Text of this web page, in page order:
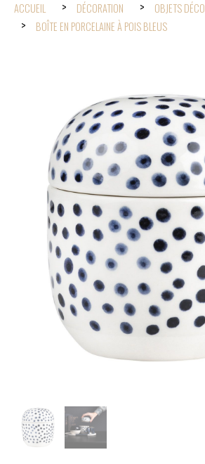
ACCUEIL DÉCORATION
OBJETS DÉCO
BOÎTE EN PORCELAINE À POIS BLEUS